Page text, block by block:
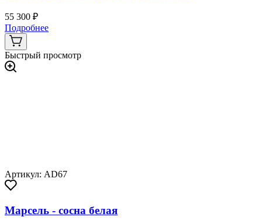
55 300 ₽
Подробнее
Быстрый просмотр
Артикул: AD67
Марсель - сосна белая